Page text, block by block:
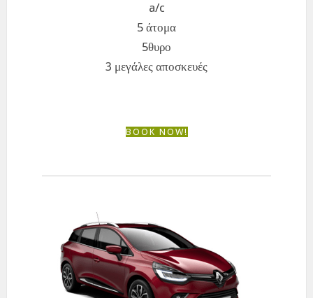
a/c
5 άτομα
5θυρο
3 μεγάλες αποσκευές
BOOK NOW!